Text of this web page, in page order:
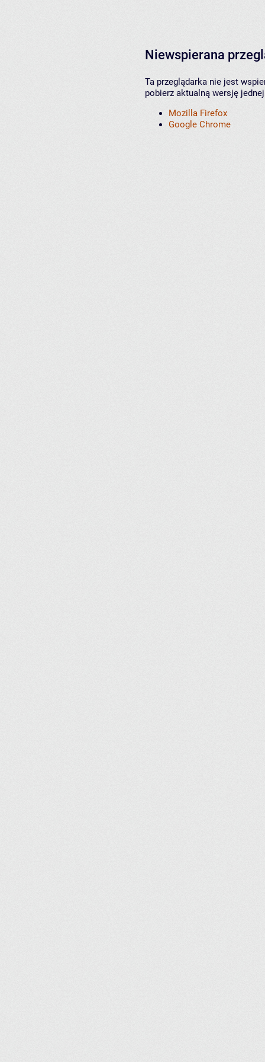
Niewspierana
Ta przeglądarka nie jest
pobierz aktualną wersję
Mozilla Firefox
Google Chrome